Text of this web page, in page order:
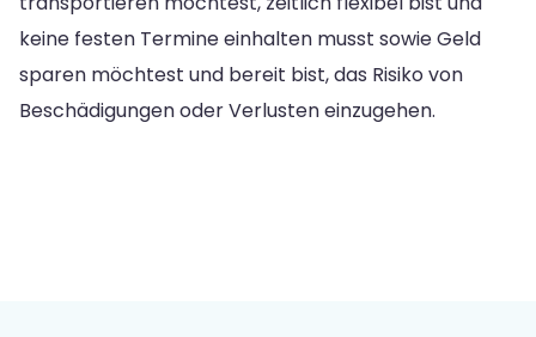
keine festen Termine einhalten musst sowie Geld
sparen möchtest und bereit bist, das Risiko von
Beschädigungen oder Verlusten einzugehen.